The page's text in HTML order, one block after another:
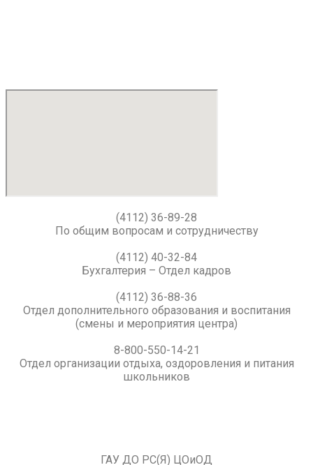
(4112) 36-89-28
По общим вопросам и сотрудничеству
(4112) 40-32-84
Бухгалтерия – Отдел кадров
(4112) 36-88-36
Отдел дополнительного образования и воспитания
(смены и мероприятия центра)
8-800-550-14-21
Отдел организации отдыха, оздоровления и питания
школьников
ГАУ ДО РС(Я) ЦОиОД